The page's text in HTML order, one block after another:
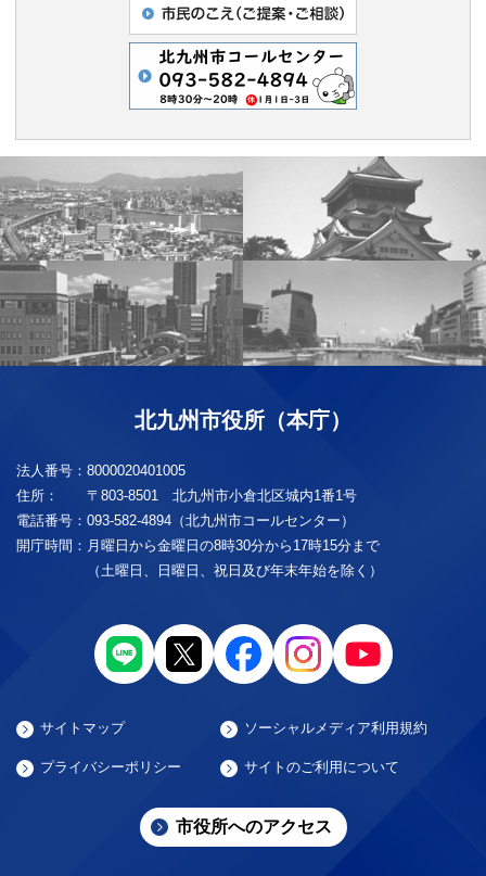
北九州市役所（本庁）
法人番号： 8000020401005
住所：
〒803-8501 北九州市小倉北区城内1番1号
電話番号： 093-582-4894（北九州市コールセンター）
開庁時間： 月曜日から金曜日の8時30分から17時15分まで
（土曜日、日曜日、祝日及び年末年始を除く）
サイトマップ ソーシャルメディア利用規約
プライバシーポリシー サイトのご利用について
市役所へのアクセス